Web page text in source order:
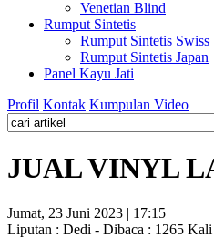
Venetian Blind
Rumput Sintetis
Rumput Sintetis Swiss
Rumput Sintetis Japan
Panel Kayu Jati
Profil Kontak Kumpulan Video
JUAL VINYL
Jumat, 23 Juni 2023 | 17:15
Liputan : Dedi - Dibaca : 1265 Kali